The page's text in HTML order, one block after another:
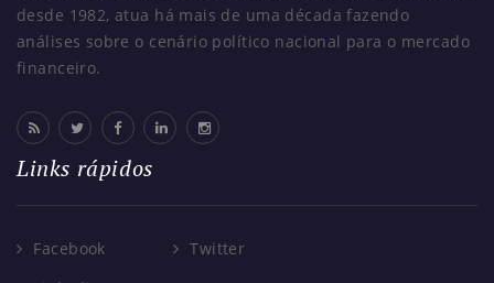
desde 1982, atua há mais de uma década fazendo
análises sobre o cenário político nacional para o mercado
financeiro.
Links rápidos
Facebook
Twitter